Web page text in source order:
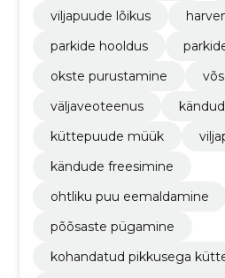
viljapuude lõikus
parkide hooldus
okste purustamine
väljaveoteenus
küttepuude müük
kändude freesimine
ohtliku puu eemaldamine
põõsaste pügamine
kohandatud pikkusega